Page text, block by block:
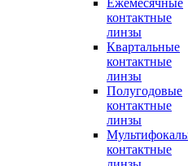
Ежемесячные
контактные
линзы
Квартальные
контактные
линзы
Полугодовые
контактные
линзы
контактные